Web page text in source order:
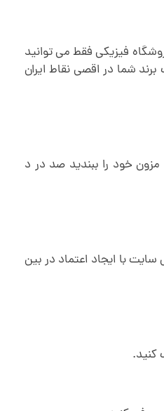
با داشتن فروشگاه فیزیکی فقط می توانید
شما در اقصی نقاط ایران
خود را ببندید صد در د
با ایجاد اعتماد در بین
کنید.